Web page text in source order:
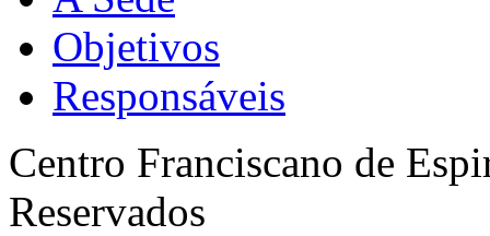
Objetivos
Responsáveis
Centro Franciscano de
Reservados